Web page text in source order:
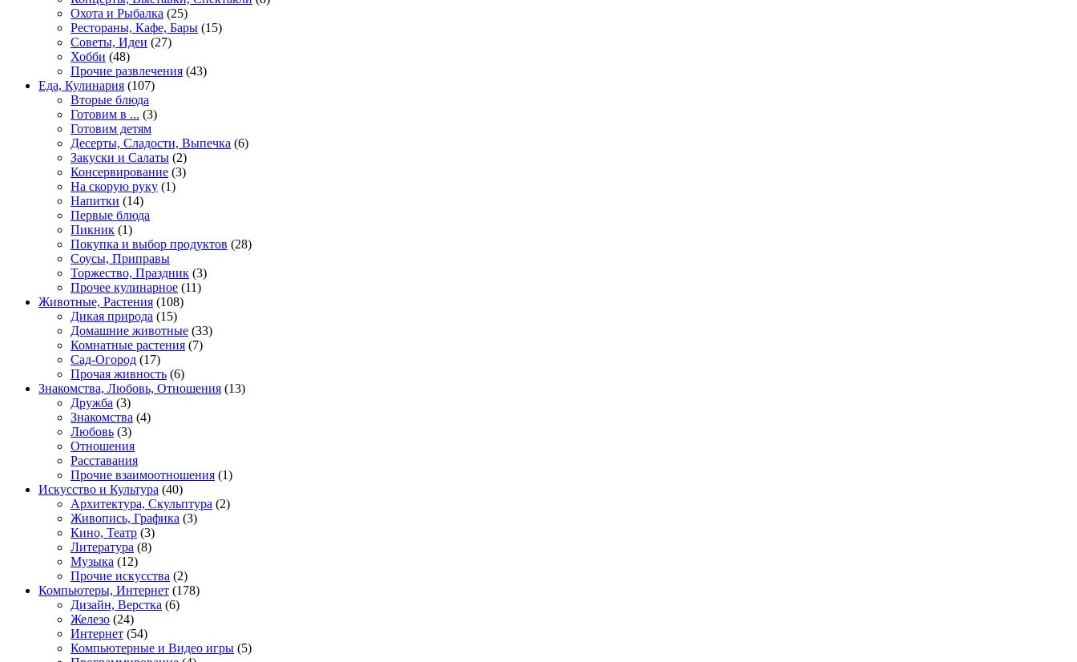
Охота и Рыбалка (25)
Рестораны, Кафе, Бары (15)
Советы, Идеи (27)
Хобби (48)
Прочие развлечения (43)
Еда, Кулинария (107)
Вторые блюда
Готовим в ... (3)
Готовим детям
Десерты, Сладости, Выпечка (6)
Закуски и Салаты (2)
Консервирование (3)
На скорую руку (1)
Напитки (14)
Первые блюда
Пикник (1)
Покупка и выбор продуктов (28)
Соусы, Приправы
Торжество, Праздник (3)
Прочее кулинарное (11)
Животные, Растения (108)
Дикая природа (15)
Домашние животные (33)
Комнатные растения (7)
Сад-Огород (17)
Прочая живность (6)
Знакомства, Любовь, Отношения (13)
Дружба (3)
Знакомства (4)
Любовь (3)
Отношения
Расставания
Прочие взаимоотношения (1)
Искусство и Культура (40)
Архитектура, Скульптура (2)
Живопись, Графика (3)
Кино, Театр (3)
Литература (8)
Музыка (12)
Прочие искусства (2)
Компьютеры, Интернет (178)
Дизайн, Верстка (6)
Железо (24)
Интернет (54)
Компьютерные и Видео игры (5)